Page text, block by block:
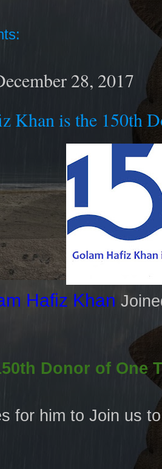
28, 2017
Khan is the 150th
Hafiz Khan
Donor of One
for him to Join us